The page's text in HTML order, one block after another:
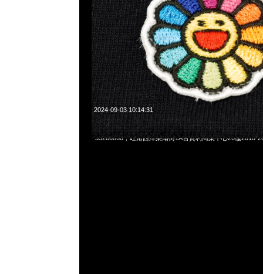
2024-09-03 10:14:31
村上隆Mononoke Kyoto Ghost Tee $1299，Anytime
55260860，旺角西洋菜南街1A百寶利商業中心20樓2010-